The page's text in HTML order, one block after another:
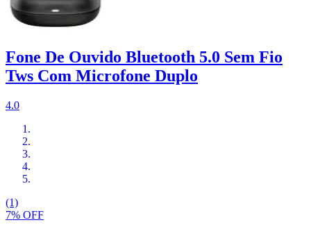
Fone De Ouvido Bluetooth 5.0 Sem Fio
Tws Com Microfone Duplo
4.0
(1)
7% OFF